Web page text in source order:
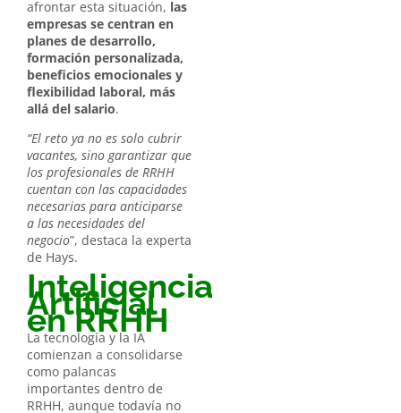
afrontar esta situación, las
empresas se centran en
planes de desarrollo,
formación personalizada,
beneficios emocionales y
flexibilidad laboral, más
allá del salario.
“El reto ya no es solo cubrir
vacantes, sino garantizar que
los profesionales de RRHH
cuentan con las capacidades
necesarias para anticiparse
a las necesidades del
negocio”, destaca la experta
de Hays.
Inteligencia
Artificial
en RRHH
La tecnología y la IA
comienzan a consolidarse
como palancas
importantes dentro de
RRHH, aunque todavía no